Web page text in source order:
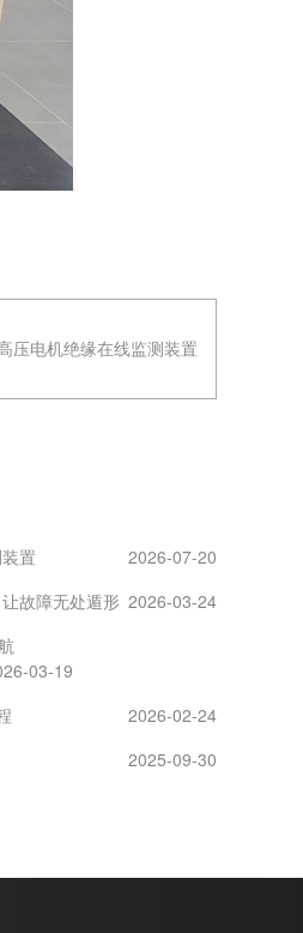
压电机绝缘在线监测装置
置
2026-07-20
故障无处遁形 2026-03-24
03-19
2026-02-24
2025-09-30